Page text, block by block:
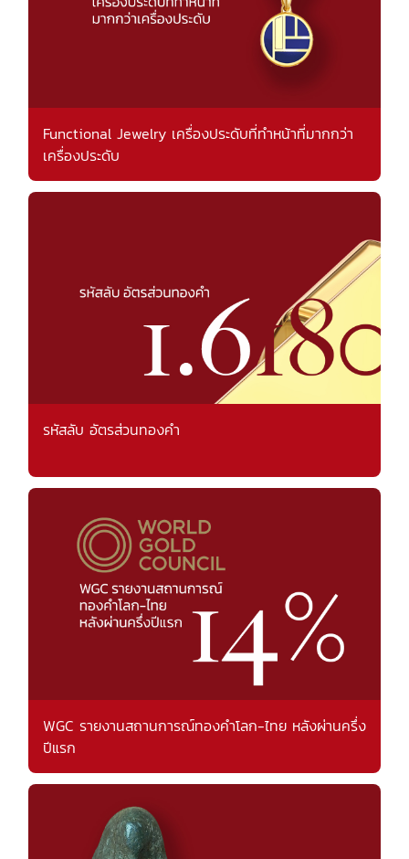
Functional Jewelry เครื่องประดับที่ทำหน้าที่มากกว่า
เครื่องประดับ
รหัสลับ อัตรส่วนทองคำ
WGC รายงานสถานการณ์ทองคำโลก-ไทย หลังผ่านครึ่ง
ปีแรก